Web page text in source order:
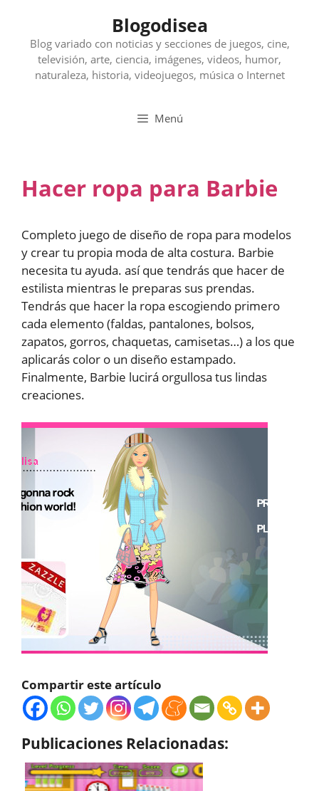
contenido
Blogodisea
Blog variado con noticias y secciones de juegos, cine,
televisión, arte, ciencia, imágenes, videos, humor,
naturaleza, historia, videojuegos, música o Internet
Menú
Hacer ropa para Barbie
Completo juego de diseño de ropa para modelos
y crear tu propia moda de alta costura. Barbie
necesita tu ayuda. así que tendrás que hacer de
estilista mientras le preparas sus prendas.
Tendrás que hacer la ropa escogiendo primero
cada elemento (faldas, pantalones, bolsos,
zapatos, gorros, chaquetas, camisetas…) a los que
aplicarás color o un diseño estampado.
Finalmente, Barbie lucirá orgullosa tus lindas
creaciones.
Compartir este artículo
Publicaciones Relacionadas: